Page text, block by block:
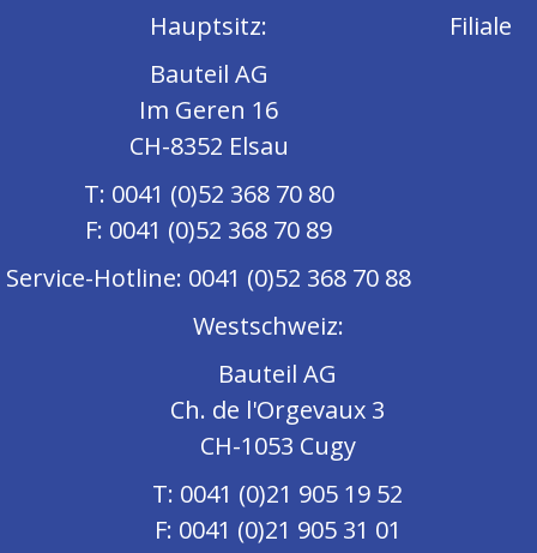
Hauptsitz:
Bauteil AG
Im Geren 16
CH-8352 Elsau
T: 0041 (0)52 368 70 80
F: 0041 (0)52 368 70 89
Service-Hotline: 0041 (0)52 368 70 88
Filiale
Westschweiz:
Bauteil AG
Ch. de l'Orgevaux 3
CH-1053 Cugy
T: 0041 (0)21 905 19 52
F: 0041 (0)21 905 31 01